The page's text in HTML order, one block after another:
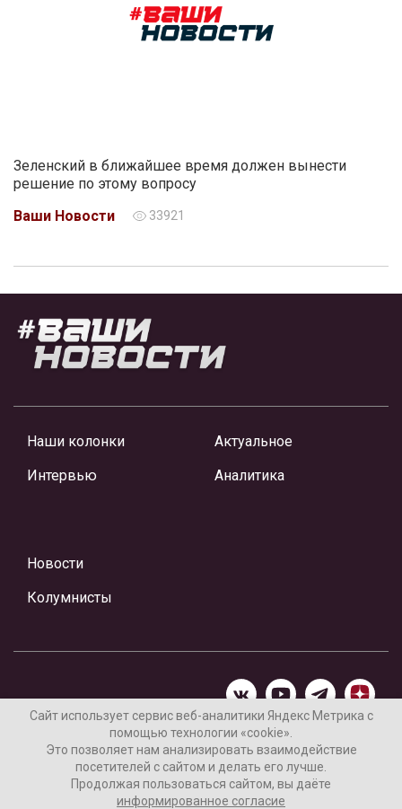
Зеленский в ближайшее время должен вынести
решение по этому вопросу
Ваши Новости
33921
Наши колонки
Интервью
Актуальное
Аналитика
Новости
Колумнисты
Материалы предоставлены редакцией Интернет-газеты
«Ваши новости»
Нашли ошибку? Выделите ее и нажмите Ctrl+Enter
Сайт использует сервис веб-аналитики Яндекс Метрика с
помощью технологии «cookie».
Это позволяет нам анализировать взаимодействие
посетителей с сайтом и делать его лучше.
Продолжая пользоваться сайтом, вы даёте
информированное согласие